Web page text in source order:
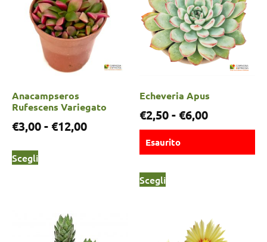
Anacampseros
Rufescens Variegato
€3,00- €12,00
Scegli
Echeveria Apus
€2,50- €6,00
Esaurito
Scegli